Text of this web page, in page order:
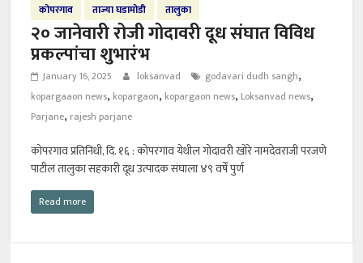
कोपरगाव ताज्या घडामोडी तालुका
२० जानेवारी रोजी गोदावरी दूध संघात विविध
प्रकल्पांचा शुभारंभ
January 16, 2025 loksanvad godavari dudh sangh,
kopargaaon news, kopargaon, kopargaon news, Loksanvad news,
Parjane, rajesh parjane
कोपरगाव प्रतिनिधी, दि. १६ : कोपरगाव येथील गोदावरी खोरे नामदेवराजी परजणे
पाटील तालुका सहकारी दूध उत्पादक संघाला ४९ वर्षें पुर्ण
Read more